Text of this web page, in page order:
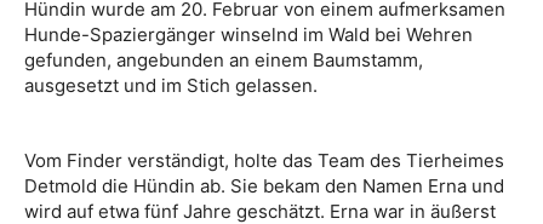
Hündin wurde am 20. Februar von einem aufmerksamen
Hunde-Spaziergänger winselnd im Wald bei Wehren
gefunden, angebunden an einem Baumstamm,
ausgesetzt und im Stich gelassen.
Vom Finder verständigt, holte das Team des Tierheimes
Detmold die Hündin ab. Sie bekam den Namen Erna und
wird auf etwa fünf Jahre geschätzt. Erna war in äußerst